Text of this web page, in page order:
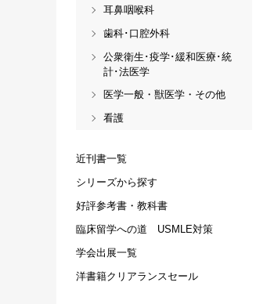
耳鼻咽喉科
歯科･口腔外科
公衆衛生･疫学･緩和医療･統
計･法医学
医学一般・獣医学・その他
看護
近刊書一覧
シリーズから探す
好評参考書・教科書
臨床留学への道 USMLE対策
学会出展一覧
洋書籍クリアランスセール